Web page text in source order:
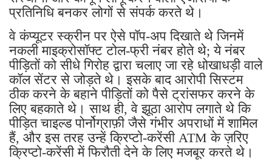
प्रतिनिधि बनकर लोगों से संपर्क करते थे।
वे कंप्यूटर स्क्रीन पर ऐसे पॉप-अप दिखाते थे जिनमें
नकली माइक्रोसॉफ्ट टोल-फ्री नंबर होते थे; ये नंबर
पीड़ितों को सीधे गिरोह द्वारा चलाए जा रहे धोखाधड़ी वाले
कॉल सेंटर से जोड़ते थे। इसके बाद आरोपी सिस्टम
ठीक करने के बहाने पीड़ितों को पैसे ट्रांसफर करने के
लिए बहकाते थे। साथ ही, वे झूठा आरोप लगाते थे कि
पीड़ित चाइल्ड पोर्नोग्राफ़ी जैसे गंभीर अपराधों में शामिल
हैं, और इस तरह उन्हें क्रिप्टो-करेंसी ATM के ज़रिए
क्रिप्टो-करेंसी में फिरौती देने के लिए मजबूर करते थे।